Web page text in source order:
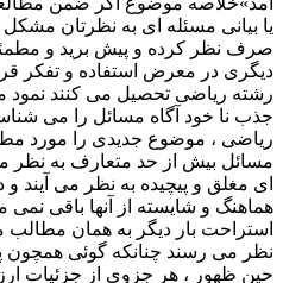
یا بیانی مسئله ای به نظرتان
صرف نظر کرده و پیش برید و
دیگری در معرض استفاده و تفکر
رشته ریاضی تحصیل می کنند
جذب نا خود آگاه مسائل را می
ریاضی ، موضوع جدیدی را مورد
مسائل بیش از حد متعارف به نظر
ای مغلق و پیچیده به نظر می آیند
هماهنگ و شایسته از آنها باقی نمی
استراحت بار دیگر به همان مطالب
نظر می رسند چنانکه گوئی
حین ظهور ، هر جزوی از جزئیات